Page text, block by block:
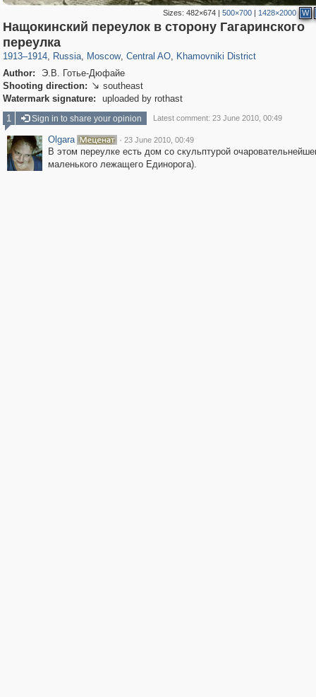
Sizes:482×674 |500×700 | 1428×2000 W
Нащокинский переулок в сторону Гагаринского
переулка
1913–1914, Russia, Moscow
319,780
, Central AO, Khamovniki District
Author:
Э.В. Готье-Дюфайе
Shooting direction:  southeast
Watermark signature:
uploaded by rothast
1
Sign in to share your opinion Latest comment: 23 June 2010, 00:49
Olgara · 23 June 2010, 00:49
В этом переулке есть дом со скульптурой
маленького лежащего Единорога).